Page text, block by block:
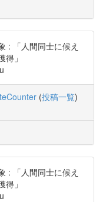
: 「人間同士に候え
」
(投稿一覧)
: 「人間同士に候え
」